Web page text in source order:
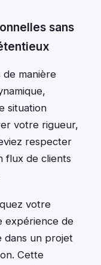
sans
de manière
situation
votre rigueur,
respecter
flux de clients
votre
expérience de
dans un projet
Cette